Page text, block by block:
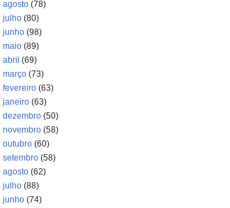
agosto (78)
julho (80)
junho (98)
maio (89)
abril (69)
março (73)
fevereiro (63)
janeiro (63)
dezembro (50)
novembro (58)
outubro (60)
setembro (58)
agosto (62)
julho (88)
junho (74)